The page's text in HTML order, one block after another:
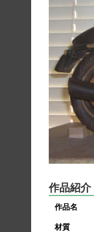
作品紹介
作品名
材質